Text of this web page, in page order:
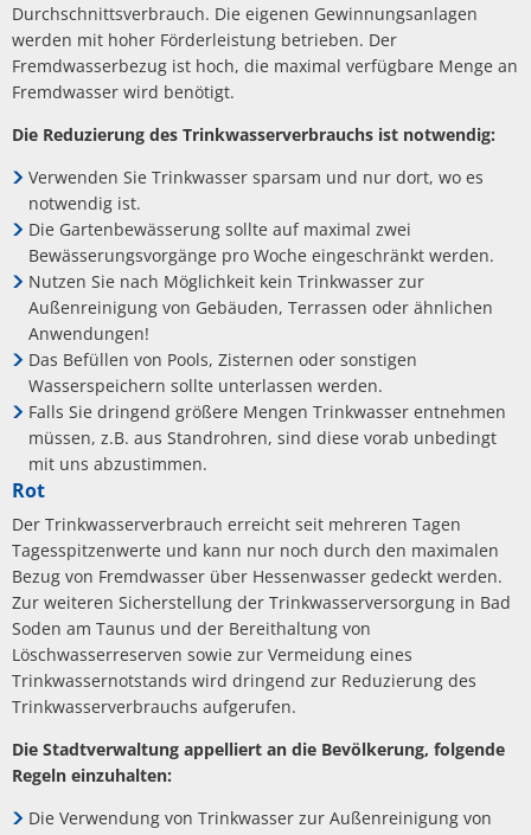
Durchschnittsverbrauch. Die eigenen Gewinnungsanlagen
werden mit hoher Förderleistung betrieben. Der
Fremdwasserbezug ist hoch, die maximal verfügbare Menge an
Fremdwasser wird benötigt.
Die Reduzierung des Trinkwasserverbrauchs ist notwendig:
Verwenden Sie Trinkwasser sparsam und nur dort, wo es
notwendig ist.
Die Gartenbewässerung sollte auf maximal zwei
Bewässerungsvorgänge pro Woche eingeschränkt werden.
Nutzen Sie nach Möglichkeit kein Trinkwasser zur
Außenreinigung von Gebäuden, Terrassen oder ähnlichen
Anwendungen!
Das Befüllen von Pools, Zisternen oder sonstigen
Wasserspeichern sollte unterlassen werden.
Falls Sie dringend größere Mengen Trinkwasser entnehmen
müssen, z.B. aus Standrohren, sind diese vorab unbedingt
mit uns abzustimmen.
Rot
Der Trinkwasserverbrauch erreicht seit mehreren Tagen
Tagesspitzenwerte und kann nur noch durch den maximalen
Bezug von Fremdwasser über Hessenwasser gedeckt werden.
Zur weiteren Sicherstellung der Trinkwasserversorgung in Bad
Soden am Taunus und der Bereithaltung von
Löschwasserreserven sowie zur Vermeidung eines
Trinkwassernotstands wird dringend zur Reduzierung des
Trinkwasserverbrauchs aufgerufen.
Die Stadtverwaltung appelliert an die Bevölkerung, folgende
Regeln einzuhalten:
Die Verwendung von Trinkwasser zur Außenreinigung von